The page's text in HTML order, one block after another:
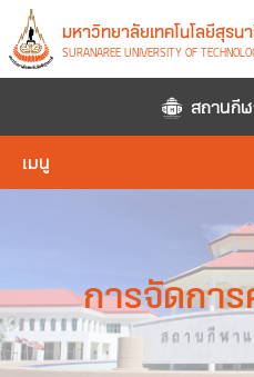
มหาวิทยาลัยเทคโนโลยีสุรน
SURANAREE UNIVERSITY OF
สถานกี
เมนู
การจัดกา